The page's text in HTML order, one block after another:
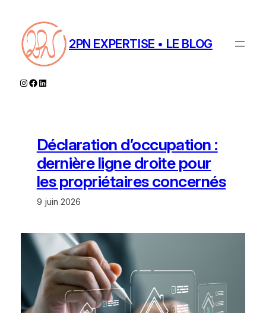
contenu
2PN EXPERTISE • LE BLOG
Instagram
Facebook
LinkedIn
Déclaration d’occupation :
dernière ligne droite pour
les propriétaires concernés
9 juin 2026